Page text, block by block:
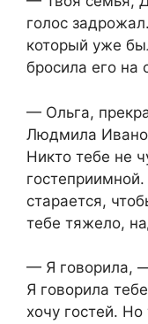
голос
который уже
бросила его на
— Ольга,
Людмила
Никто тебе не
старается,
тебе тяжело,
— Я говорила,
Я говорила
хочу гостей.